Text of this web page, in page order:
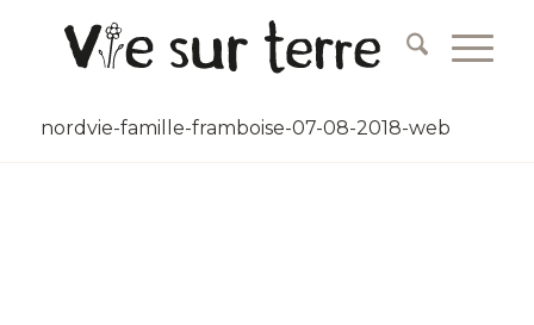
nordvie-famille-framboise-07-08-2018-web